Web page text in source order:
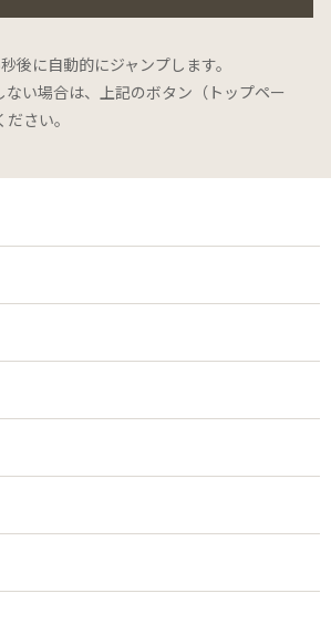
後に自動的にジャンプします。
い場合は、上記のボタン（トップペー
さい。